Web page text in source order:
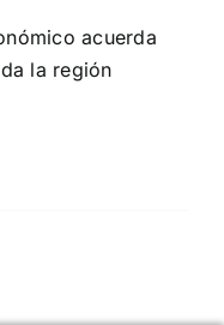
acuerda
la región